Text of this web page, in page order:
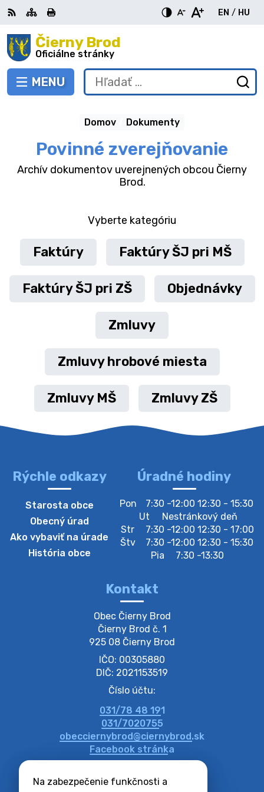
Na zabezpečenie funkčnosti a
Preskočiť
na
obsah Čierny Brod
Oficiálne stránky
PREPNÚŤ
MENU
RSS MapaTlačiť
EN
English
/ HU
Hľadať:
Povinné zverejňovanie
Archív dokumentov uverejnených obcou Čierny
Brod.
Domov Dokumenty
Vyberte kategóriu
Faktúry Faktúry ŠJ pri MŠ
Faktúry ŠJ pri ZŠ Objednávky
Zmluvy
Zmluvy hrobové miesta
Zmluvy MŠ Zmluvy ZŠ
Rýchle odkazy
Starosta obce
Obecný úrad
Ako vybaviť na úrade
História obce
Úradné hodiny
Pon
7:30 -12:00 12:30 - 15:30
Ut
Nestránkový deň
Str
7:30 -12:00 12:30 - 17:00
Štv
7:30 -12:00 12:30 - 15:30
Pia
7:30 -13:30
Kontakt
Obec Čierny Brod
Čierny Brod č. 1
925 08 Čierny Brod
IČO: 00305880
DIČ: 2021153519
Číslo účtu:
031/78 48 191
031/7020755
obecciernybrod@ciernybrod.sk
Facebook stránka